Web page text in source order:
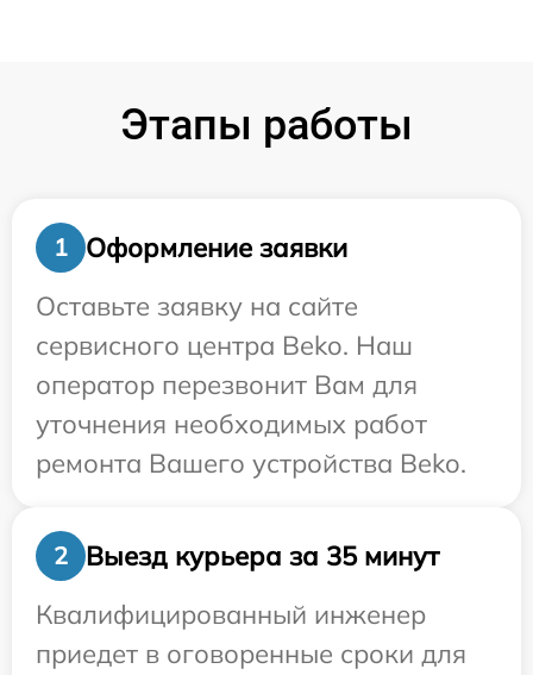
Этапы работы
1
Оформление заявки
Оставьте заявку на сайте
сервисного центра Beko. Наш
оператор перезвонит Вам для
уточнения необходимых работ
ремонта Вашего устройства Beko.
2
Выезд курьера за 35 минут
Квалифицированный инженер
приедет в оговоренные сроки для